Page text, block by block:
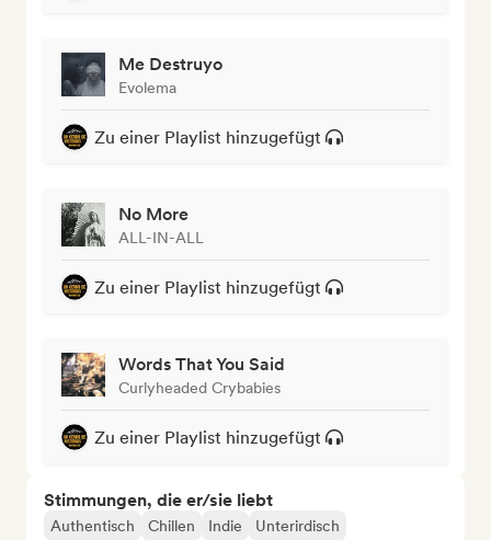
Me Destruyo
Evolema
Zu einer Playlist hinzugefügt
No More
ALL-IN-ALL
Zu einer Playlist hinzugefügt
Words That You Said
Curlyheaded Crybabies
Zu einer Playlist hinzugefügt
Stimmungen, die er/sie liebt
Authentisch Chillen Indie Unterirdisch